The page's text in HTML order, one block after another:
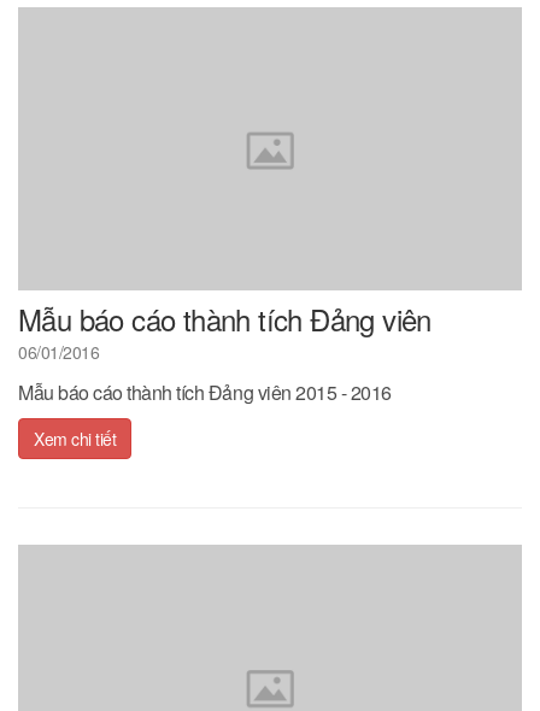
Mẫu báo cáo thành tích Đảng viên
06/01/2016
Mẫu báo cáo thành tích Đảng viên 2015 - 2016
Xem chi tiết